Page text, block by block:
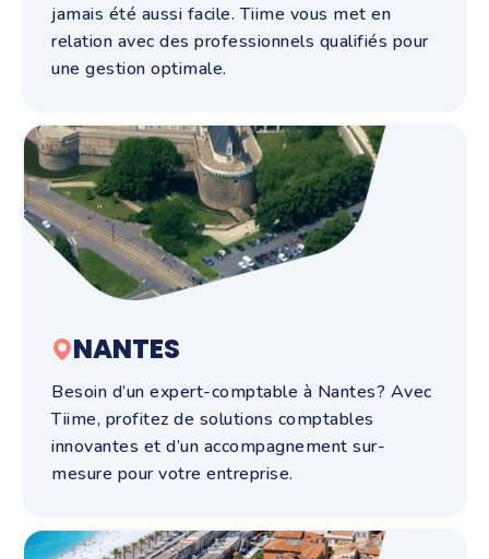
jamais été aussi facile. Tiime vous met en
relation avec des professionnels qualifiés pour
une gestion optimale.
NANTES
Besoin d’un expert-comptable à Nantes? Avec
Tiime, profitez de solutions comptables
innovantes et d’un accompagnement sur-
mesure pour votre entreprise.